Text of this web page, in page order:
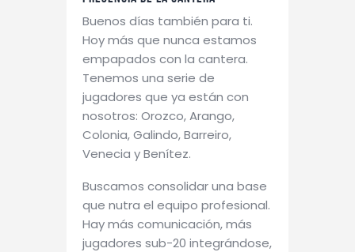
Buenos días también para ti.
Hoy más que nunca estamos
empapados con la cantera.
Tenemos una serie de
jugadores que ya están con
nosotros: Orozco, Arango,
Colonia, Galindo, Barreiro,
Venecia y Benítez.
Buscamos consolidar una base
que nutra el equipo profesional.
Hay más comunicación, más
jugadores sub-20 integrándose,